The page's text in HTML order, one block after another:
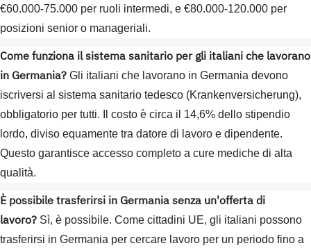
€60.000-75.000 per ruoli intermedi, e €80.000-120.000 per
posizioni senior o manageriali.
Come funziona il sistema sanitario per gli italiani che lavorano
in Germania? Gli italiani che lavorano in Germania devono
iscriversi al sistema sanitario tedesco (Krankenversicherung),
obbligatorio per tutti. Il costo è circa il 14,6% dello stipendio
lordo, diviso equamente tra datore di lavoro e dipendente.
Questo garantisce accesso completo a cure mediche di alta
qualità.
È possibile trasferirsi in Germania senza un'offerta di
lavoro? Sì, è possibile. Come cittadini UE, gli italiani possono
trasferirsi in Germania per cercare lavoro per un periodo fino a